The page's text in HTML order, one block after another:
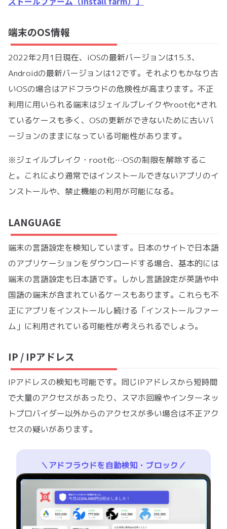
端末のOS情報
2022年2月1日現在、iOSの最新バージョンは15.3、
Androidの最新バージョンは12です。それよりもかなり古
いOSの場合はアドフラウドの危険性が高まります。不正
利用に用いられる端末はジェイルブレイクやroot化*され
ているケースも多く、OSの更新ができないために古いバ
ージョンのままになっている可能性があります。
※ジェイルブレイク・root化…OSの制限を解除するこ
と。これにより通常ではインストールできないアプリのイ
ンストールや、禁止機能の利用が可能になる。
LANGUAGE
端末の言語設定を検知しています。日本のサイトで日本語
のアプリケーションをダウンロードする場合、基本的には
端末の言語設定も日本語です。しかし言語設定が英語や中
国語の端末が含まれているケースもあります。これらも不
正にアプリをインストールし続ける「インストールファー
ム」に利用されている可能性が考えられるでしょう。
IP / IPアドレス
IPアドレスの検知も可能です。同じIPアドレスから短時間
で大量のアクセスがあったり、スマホ回線やインターネッ
トプロバイダー以外からのアクセスが多い場合は不正アク
セスの疑いがあります。
＼アドフラウドを自動検知・ブロック／